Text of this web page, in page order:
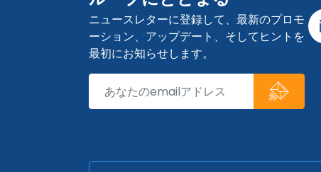
ニュースレターに登録して、最新のプロモ
ーション、アップデート、そしてヒントを
最初にお知らせします。